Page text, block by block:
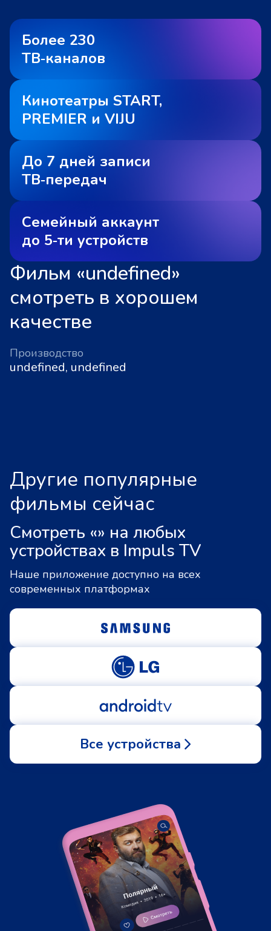
Более 230
ТВ‑каналов
Кинотеатры START,
PREMIER и VIJU
До 7 дней записи
ТВ‑передач
Семейный аккаунт
до 5‑ти устройств
Фильм «undefined»
смотреть в хорошем
качестве
Производство
undefined, undefined
Другие популярные
фильмы сейчас
Смотреть «» на любых
устройствах в Impuls TV
Наше приложение доступно на всех
современных платформах
Все устройства